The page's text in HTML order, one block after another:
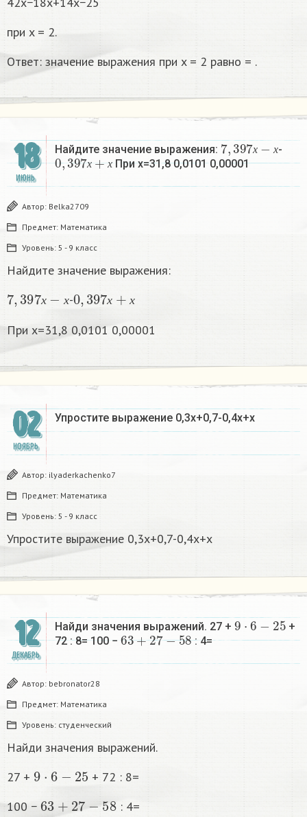
при x = 2.
Ответ: значение выражения при x = 2 равно = .
18
ИЮНЬ
Найдите значение выражения: х х
7,397х−х
-
х х
0,397х+ х
При х=31,8 0,0101 0,00001
Автор: Belka2709
Предмет: Математика
Уровень: 5 - 9 класс
Найдите значение выражения:
х х
7, 397х
- х х
0 397х
При х=31,8 0,0101 0,00001
02
НОЯБРЬ
Упростите выражение 0,3x+0,7-0,4x+x
Автор: ilyaderkachenko7
Предмет: Математика
Уровень: 5 - 9 класс
Упростите выражение 0,3x+0,7-0,4x+x
12
ДЕКАБРЬ
Найди значения выражений. 27 +
9·6−25
+
72 : 8= 100 −
63+ 27−58
: 4=
Автор: bebronator28
Предмет: Математика
Уровень: студенческий
Найди значения выражений.
27 +
9 −
+ 72 : 8=
100 −
63 27−
: 4=